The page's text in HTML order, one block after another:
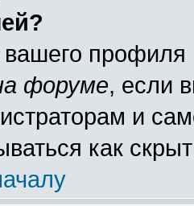
вашего
форуме, если
и
как